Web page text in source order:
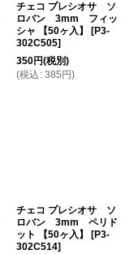
チェコ プレシオサ ソ
ロバン 3mm フィッ
シャ 【50ヶ入】
[P3-
302C505]
350円(税別)
(税込 : 385 円)
チェコ プレシオサ ソ
ロバン 3mm ペリド
ット 【50ヶ入】
[P3-
302C514]